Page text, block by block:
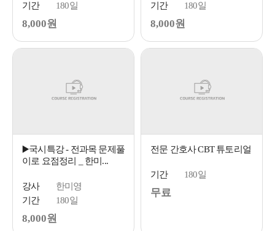
기간
180일
8,000원
기간
180일
8,000원
▶️국시특강 - 전과목 문제풀
이로 요점정리 _ 한미...
강사
한미영
기간
180일
8,000원
전문 간호사 CBT 튜토리얼
기간 180일
무료